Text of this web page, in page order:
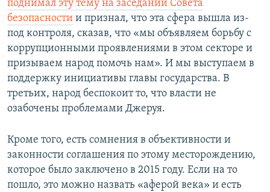
поднимал эту тему на заседании Совета
безопасности и признал, что эта сфера вышла из-
под контроля, сказав, что «мы объявляем борьбу с
коррупционными проявлениями в этом секторе и
призываем народ помочь нам». И мы выступаем в
поддержку инициативы главы государства. В
третьих, народ беспокоит то, что власти не
озабочены проблемами Джеруя.
Кроме того, есть сомнения в объективности и
законности соглашения по этому месторождению,
которое было заключено в 2015 году. Если на то
пошло, это можно назвать «аферой века» и есть